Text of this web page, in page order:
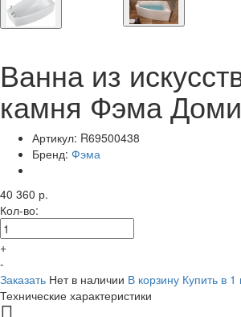
Ванна из
камня Фэма
Артикул: R69500438
Бренд: Фэма
40 360 р.
Кол-во:
+
-
Заказать Нет в наличии В корзину Купить в 1
Технические характеристики